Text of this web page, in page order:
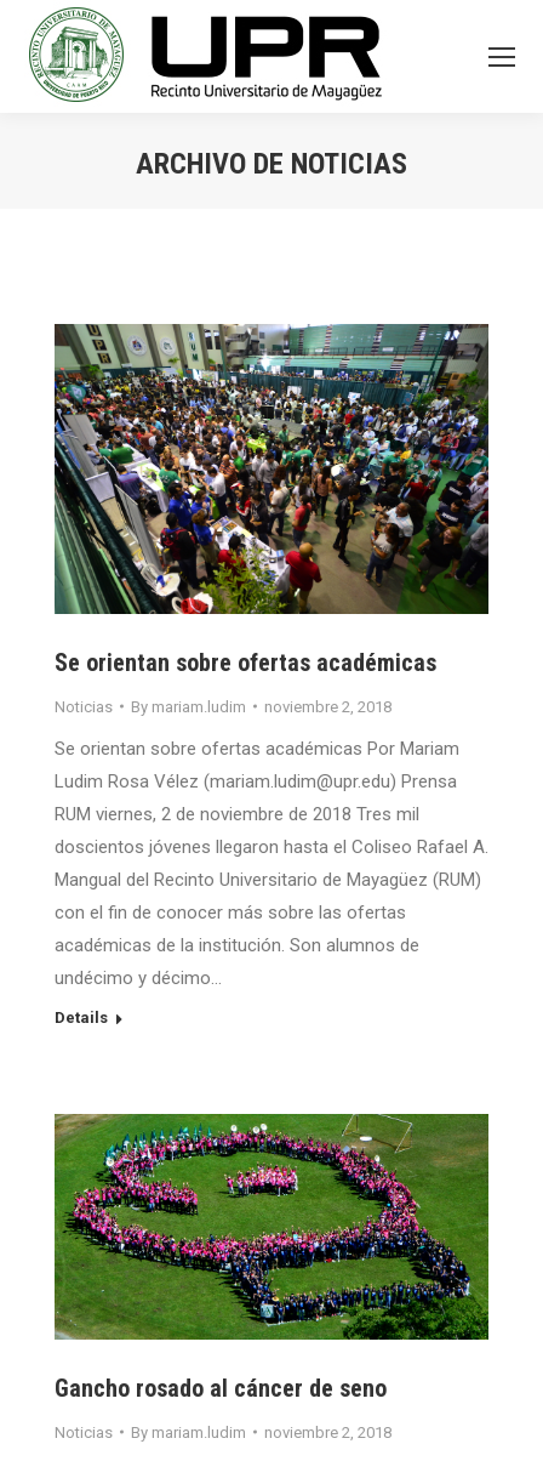
ARCHIVO DE NOTICIAS
Se orientan sobre ofertas académicas
Noticias By mariam.ludim noviembre 2, 2018
Se orientan sobre ofertas académicas Por Mariam
Ludim Rosa Vélez (mariam.ludim@upr.edu) Prensa
RUM viernes, 2 de noviembre de 2018 Tres mil
doscientos jóvenes llegaron hasta el Coliseo Rafael A.
Mangual del Recinto Universitario de Mayagüez (RUM)
con el fin de conocer más sobre las ofertas
académicas de la institución. Son alumnos de
undécimo y décimo…
Details
Gancho rosado al cáncer de seno
Noticias By mariam.ludim noviembre 2, 2018